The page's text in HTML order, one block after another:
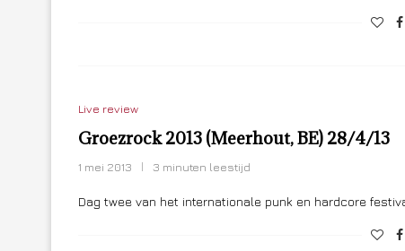
Live review
Groezrock 2013 (Meerhout, BE) 28/4/13
1 mei 2013 3 minuten leestijd
Dag twee van het internationale punk en hardcore